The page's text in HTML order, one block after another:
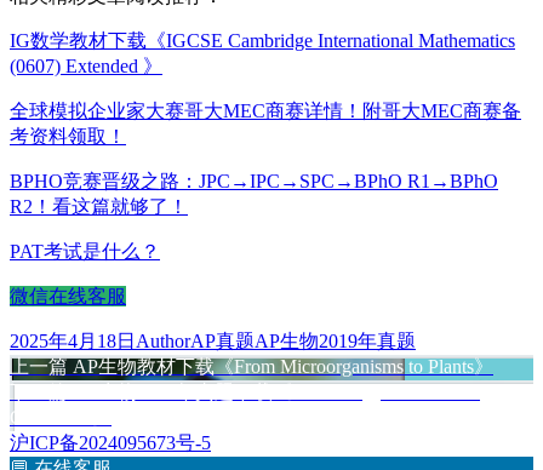
IG数学教材下载《IGCSE Cambridge International Mathematics
(0607) Extended 》
全球模拟企业家大赛哥大MEC商赛详情！附哥大MEC商赛备
考资料领取！
BPHO竞赛晋级之路：JPC→IPC→SPC→BPhO R1→BPhO
R2！看这篇就够了！
PAT考试是什么？
微信在线客服
发
布
于
2025年4月18日 作
者
Author分
类
AP真题标
签
AP生物2019年真题
文
章
导
上一篇 上
篇
章：
AP生物教材下载《From Microorganisms to Plants》
下一篇
下
文
Guidelines》
沪ICP备2024095673号-5